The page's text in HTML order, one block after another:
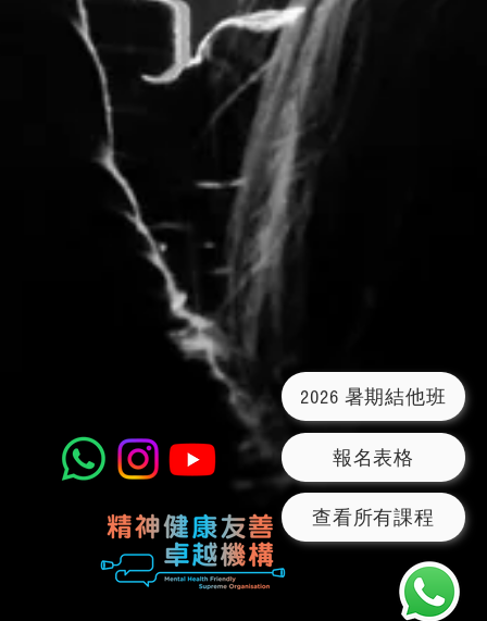
2026 暑期結他班
查看所有課程
報名表格